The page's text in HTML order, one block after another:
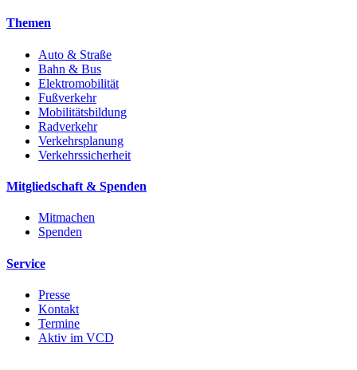
Themen
Auto & Straße
Bahn & Bus
Elektromobilität
Fußverkehr
Mobilitätsbildung
Radverkehr
Verkehrsplanung
Verkehrssicherheit
Mitgliedschaft & Spenden
Mitmachen
Spenden
Service
Presse
Kontakt
Termine
Aktiv im VCD